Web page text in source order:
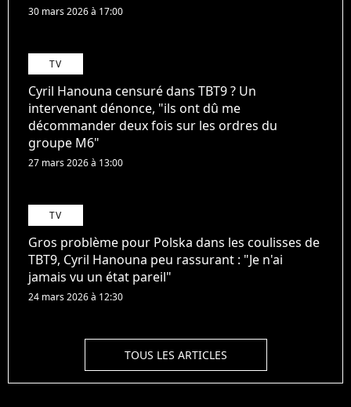
30 mars 2026 à 17:00
TV
Cyril Hanouna censuré dans TBT9 ? Un
intervenant dénonce, "ils ont dû me
décommander deux fois sur les ordres du
groupe M6"
27 mars 2026 à 13:00
TV
Gros problème pour Polska dans les coulisses de
TBT9, Cyril Hanouna peu rassurant : "Je n'ai
jamais vu un état pareil"
24 mars 2026 à 12:30
TOUS LES ARTICLES